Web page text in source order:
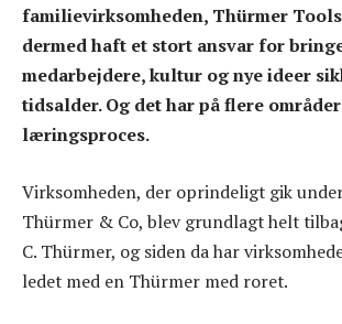
familievirksomheden, Thürmer
dermed haft et stort ansvar for
medarbejdere, kultur og nye ideer
tidsalder. Og det har på flere
læringsproces.
Virksomheden, der oprindeligt gik
Thürmer & Co, blev grundlagt helt
C. Thürmer, og siden da har
ledet med en Thürmer med roret.